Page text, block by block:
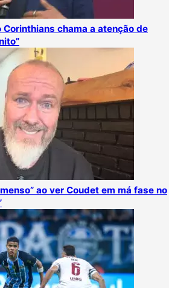
chama a atenção de
ao ver Coudet em má fase no